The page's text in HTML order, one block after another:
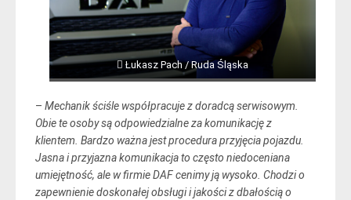
 Łukasz Pach / Ruda Śląska
– Mechanik ściśle współpracuje z doradcą serwisowym.
Obie te osoby są odpowiedzialne za komunikację z
klientem. Bardzo ważna jest procedura przyjęcia pojazdu.
Jasna i przyjazna komunikacja to często niedoceniana
umiejętność, ale w firmie DAF cenimy ją wysoko. Chodzi o
zapewnienie doskonałej obsługi i jakości z dbałością o